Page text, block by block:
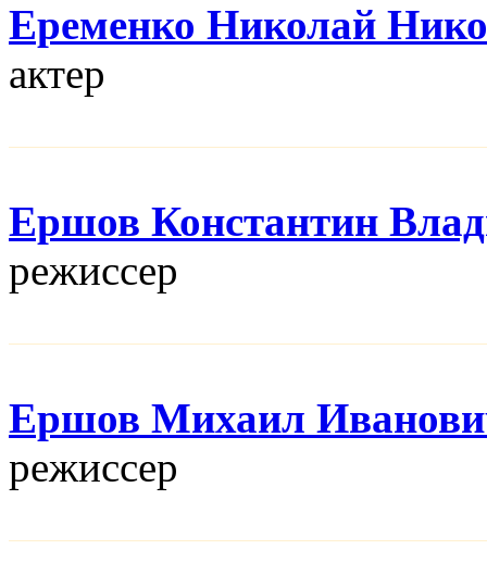
Еременко Николай
актер
Ершов Константин
режисcер
Ершов Михаил
режисcер